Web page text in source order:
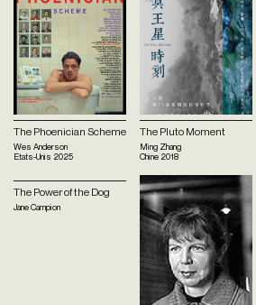
The Phoenician Scheme
Wes Anderson
Etats-Unis 2025
The Pluto Moment
Ming Zhang
Chine 2018
The Power of the Dog
Jane Campion